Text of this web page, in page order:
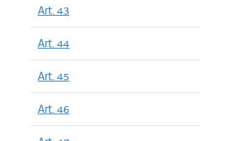
Art. 43
Art. 44
Art. 45
Art. 46